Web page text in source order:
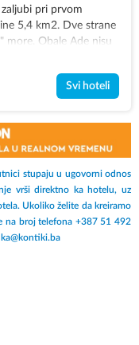
pri prvom
5,4 km2. Dve strane
more. Obale Ade nisu
izvajane – sa
rukavcima i novim
jedna od
peščana plaža.
Svi hoteli
stupaju u ugovorni odnos
vrši direktno ka hotelu, uz
Ukoliko želite da kreiramo
na broj telefona +387 51 492